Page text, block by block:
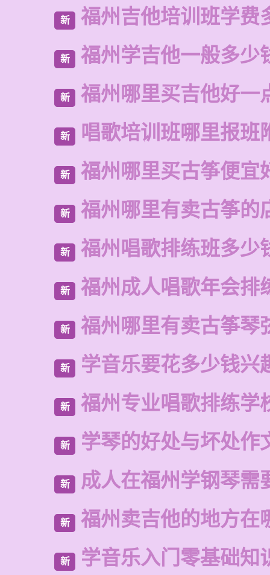
新 福州吉他培训班学费
新 福州学吉他一般多少
新 福州哪里买吉他好一
新 唱歌培训班哪里报班
新 福州哪里买古筝便宜
新 福州哪里有卖古筝的
新 福州唱歌排练班多少
新 福州成人唱歌年会排
新 福州哪里有卖古筝琴
新 学音乐要花多少钱兴
新 福州专业唱歌排练学
新 学琴的好处与坏处作
新 成人在福州学钢琴需
新 福州卖吉他的地方在
新 学音乐入门零基础知